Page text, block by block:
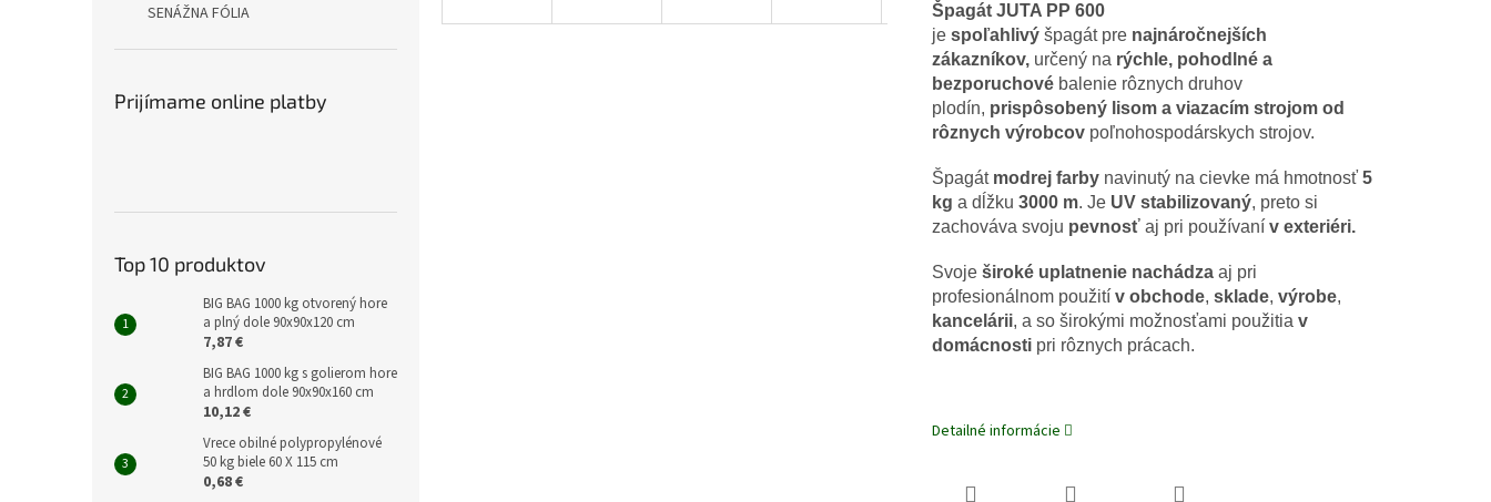
SENÁŽNA FÓLIA
Prijímame online platby
Top 10 produktov
BIG BAG 1000 kg otvorený hore
a plný dole 90x90x120 cm
7,87 €
BIG BAG 1000 kg s golierom hore
a hrdlom dole 90x90x160 cm
10,12 €
Vrece obilné polypropylénové
50 kg biele 60 X 115 cm
0,68 €
Špagát JUTA PP 600
je spoľahlivýšpagát pre najnáročnejších
zákazníkov, určený na rýchle, pohodlné a
bezporuchovébalenie rôznych druhov
plodín, prispôsobený lisom a viazacím strojom od
rôznych výrobcovpoľnohospodárskych strojov.
Špagát modrej farbynavinutý na cievke má hmotnosť 5
kg a dĺžku 3000 m. Je UV stabilizovaný, preto si
zachováva svoju pevnosťaj pri používaní v exteriéri.
Svoje široké uplatnenie nachádzaaj pri
profesionálnom použití v obchode, sklade, výrobe,
kancelárii, a so širokými možnosťami použitia v
domácnostipri rôznych prácach.
Detailné informácie